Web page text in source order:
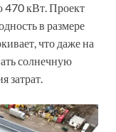
470 кВт. Проект
в размере
что даже на
солнечную
затрат.